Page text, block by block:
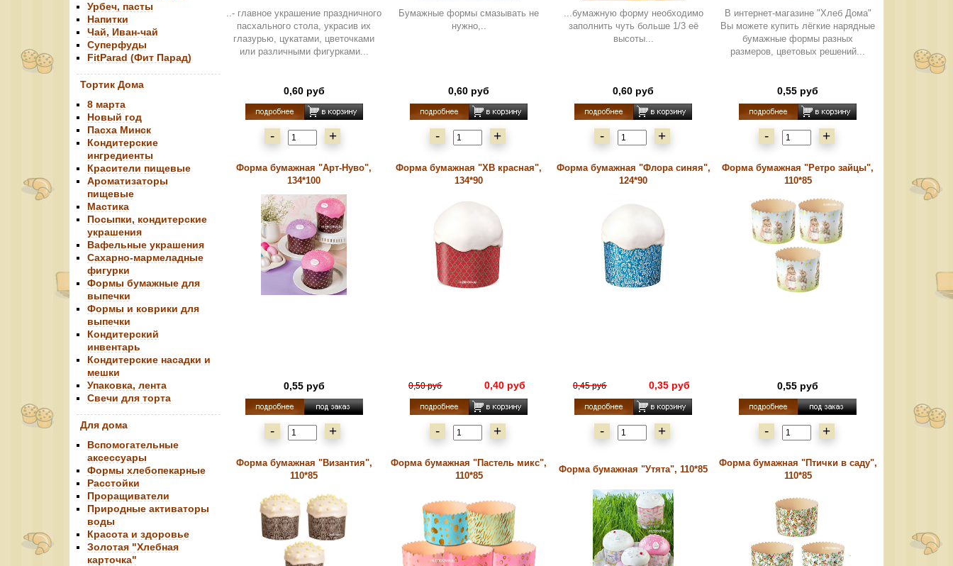
Урбеч, пасты
Напитки
Чай, Иван-чай
Суперфуды
FitParad (Фит Парад)
Тортик Дома
8 марта
Новый год
Пасха Минск
Кондитерские
ингредиенты
Красители пищевые
Ароматизаторы
пищевые
Мастика
Посыпки, кондитерские
украшения
Вафельные украшения
Сахарно-мармеладные
фигурки
Формы бумажные для
выпечки
Формы и коврики для
выпечки
Кондитерский
инвентарь
Кондитерские насадки и
мешки
Упаковка, лента
Свечи для торта
Для дома
Вспомогательные
аксессуары
Формы хлебопекарные
Расстойки
Проращиватели
Природные активаторы
воды
Красота и здоровье
Золотая "Хлебная
карточка"
..- главное украшение праздничного
пасхального стола, украсив их
глазурью, цукатами, цветочками
или различными фигурками...
0,60 руб
- +
Бумажные формы смазывать не
нужно,..
0,60 руб
- +
...бумажную форму необходимо
заполнить чуть больше 1/3 её
высоты...
0,60 руб
- +
В интернет-магазине "Хлеб Дома"
Вы можете купить лёгкие нарядные
бумажные формы разных
размеров, цветовых решений...
0,55 руб
- +
Форма бумажная "Арт-Нуво",
134*100
0,55 руб
- +
Форма бумажная "ХВ красная",
134*90
0,50 руб 0,40 руб
- +
Форма бумажная "Флора синяя",
124*90
0,45 руб 0,35 руб
- +
Форма бумажная "Ретро зайцы",
110*85
0,55 руб
- +
Форма бумажная "Византия",
110*85
Форма бумажная "Пастель микс",
110*85
Форма бумажная "Утята", 110*85
Форма бумажная "Птички в саду",
110*85